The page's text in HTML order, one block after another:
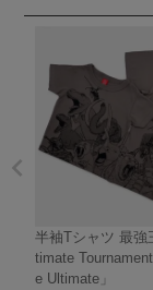
半袖Tシャツ 最強
timate
e Ultimate」